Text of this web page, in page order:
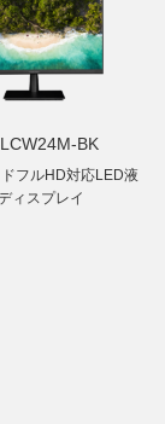
BK
フルHD対応LED液
ィスプレイ